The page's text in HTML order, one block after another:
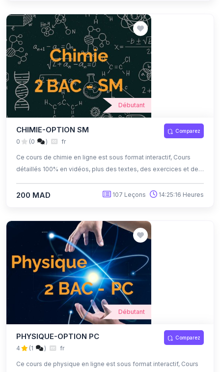
Débutant
CHIMIE-OPTION SM Comparez
0 (0 ) fr
Ce cours de chimie en ligne est sous format interactif, Cours
détaillés 100% en vidéos, plus des textes, des exercices et des
d'apprendre à son propre rythme grâce à l'auto-apprentissage
200 MAD 107 Leçons 14:25:16 Heures
Débutant
PHYSIQUE-OPTION PC Comparez
4 (1 ) fr
Ce cours de physique en ligne est sous format interactif, Cours